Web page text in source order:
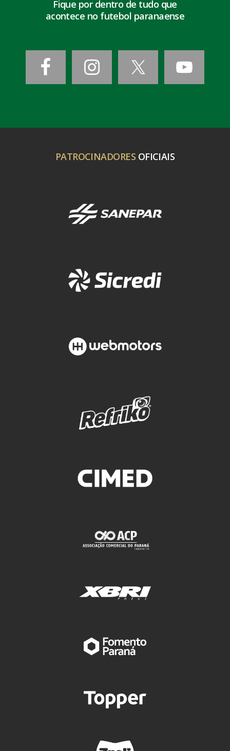
Fique por dentro de tudo que
acontece no futebol paranaense
PATROCINADORES OFICIAIS